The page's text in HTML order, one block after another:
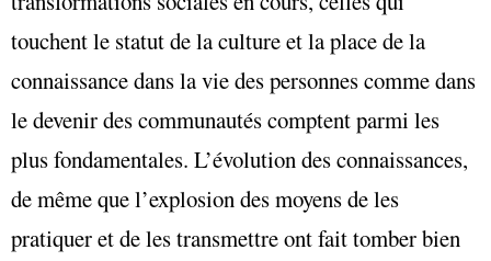
touchent le statut de la culture et la place de la
connaissance dans la vie des personnes comme dans
le devenir des communautés comptent parmi les
plus fondamentales. L’évolution des connaissances,
de même que l’explosion des moyens de les
pratiquer et de les transmettre ont fait tomber bien